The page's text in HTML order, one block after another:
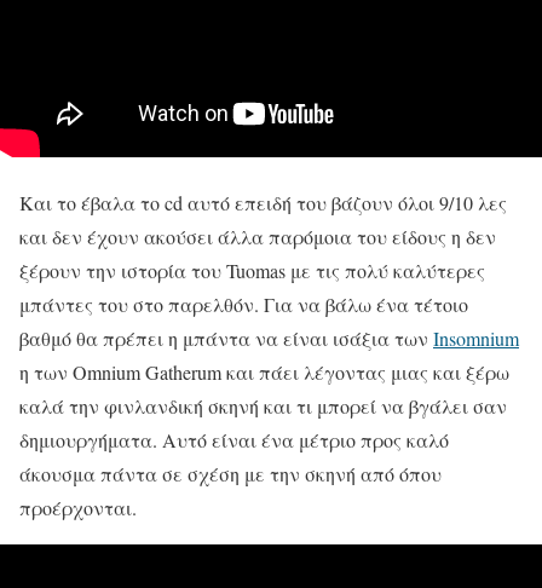
Και το έβαλα το cd αυτό επειδή του βάζουν όλοι 9/10 λες
και δεν έχουν ακούσει άλλα παρόμοια του είδους η δεν
ξέρουν την ιστορία του Tuomas με τις πολύ καλύτερες
μπάντες του στο παρελθόν. Για να βάλω ένα τέτοιο
βαθμό θα πρέπει η μπάντα να είναι ισάξια των Insomnium
η των Omnium Gatherum και πάει λέγοντας μιας και ξέρω
καλά την φινλανδική σκηνή και τι μπορεί να βγάλει σαν
δημιουργήματα. Αυτό είναι ένα μέτριο προς καλό
άκουσμα πάντα σε σχέση με την σκηνή από όπου
προέρχονται.